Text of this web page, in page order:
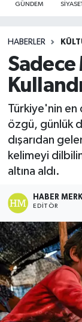
GÜNDEM
HABERLER
Türkiye'nin
özgü, günlük
dışarıdan
kelimeyi
altına aldı.
HABER
EDITÖR
Haber